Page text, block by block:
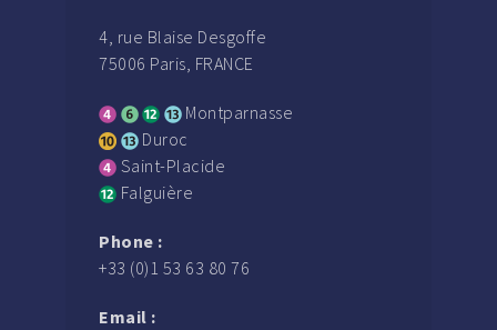
4, rue Blaise Desgoffe
75006 Paris, FRANCE
Montparnasse
Duroc
Saint-Placide
Falguière
Phone :
+33 (0)1 53 63 80 76
Email :